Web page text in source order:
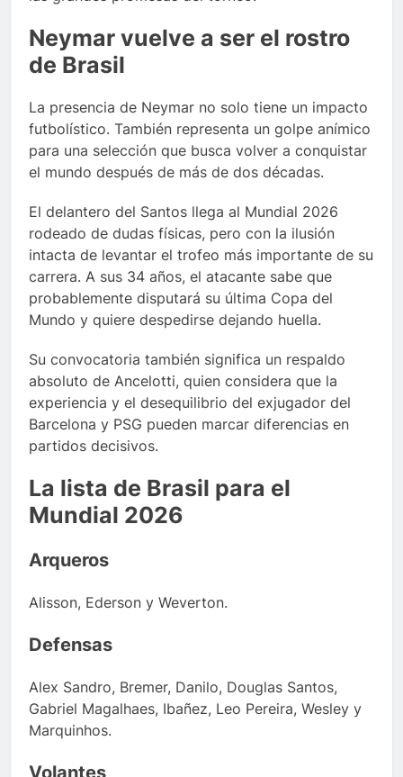
Neymar vuelve a ser el rostro
de Brasil
La presencia de Neymar no solo tiene un impacto
futbolístico. También representa un golpe anímico
para una selección que busca volver a conquistar
el mundo después de más de dos décadas.
El delantero del Santos llega al Mundial 2026
rodeado de dudas físicas, pero con la ilusión
intacta de levantar el trofeo más importante de su
carrera. A sus 34 años, el atacante sabe que
probablemente disputará su última Copa del
Mundo y quiere despedirse dejando huella.
Su convocatoria también significa un respaldo
absoluto de Ancelotti, quien considera que la
experiencia y el desequilibrio del exjugador del
Barcelona y PSG pueden marcar diferencias en
partidos decisivos.
La lista de Brasil para el
Mundial 2026
Arqueros
Alisson, Ederson y Weverton.
Defensas
Alex Sandro, Bremer, Danilo, Douglas Santos,
Gabriel Magalhaes, Ibañez, Leo Pereira, Wesley y
Marquinhos.